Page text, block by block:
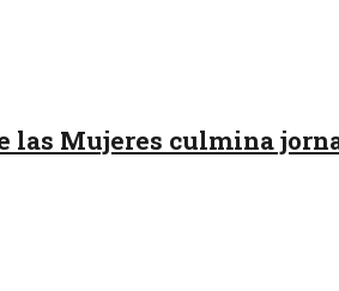
las Mujeres culmina